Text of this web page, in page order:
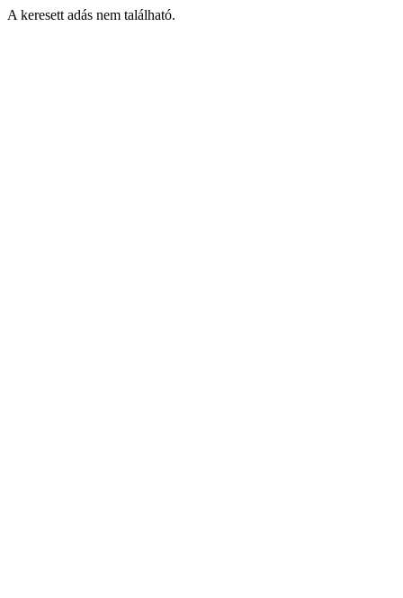
A keresett adás nem található.